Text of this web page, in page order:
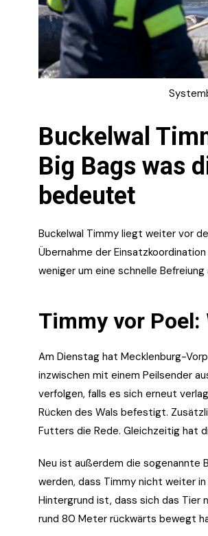
Buckelwal
Big Bags was
bedeutet
Buckelwal Timmy liegt weiter vor
Übernahme der
weniger um eine schnelle
Timmy vor
Am Dienstag hat Mecklenburg-
inzwischen mit einem Peilsender
verfolgen, falls es sich erneut
Rücken des Wals befestigt.
Futters die Rede. Gleichzeitig hat
Neu ist außerdem die sogenannte
werden, dass Timmy nicht weiter
Hintergrund ist, dass sich das Tier
rund 80 Meter rückwärts bewegt